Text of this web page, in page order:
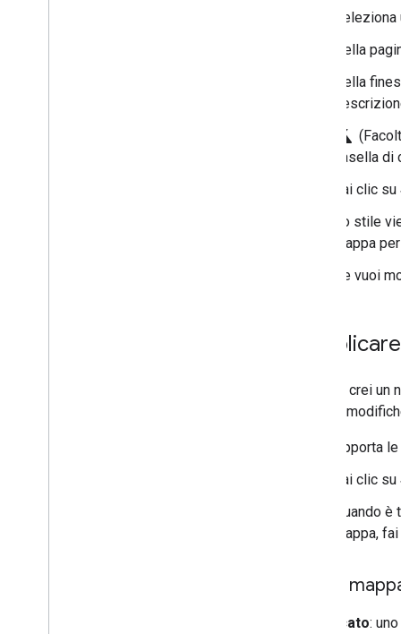
Nella
Nella
science
casella
Fai clic su
Lo stile
mappa
Se vuoi
Quando crei
salvi le
Apporta
Fai clic su
Quando
mappa,
Stili di
Pubblicato: